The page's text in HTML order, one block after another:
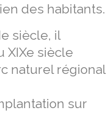
des habitants.
siècle, il
XIXe siècle
naturel régional
sur